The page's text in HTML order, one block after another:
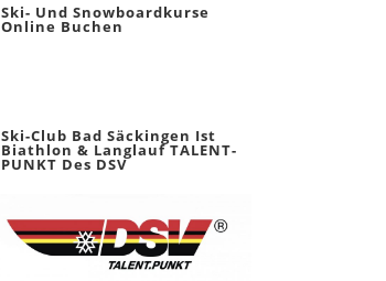
Ski- Und Snowboardkurse
Online Buchen
Ski-Club Bad Säckingen Ist
Biathlon & Langlauf TALENT-
PUNKT Des DSV